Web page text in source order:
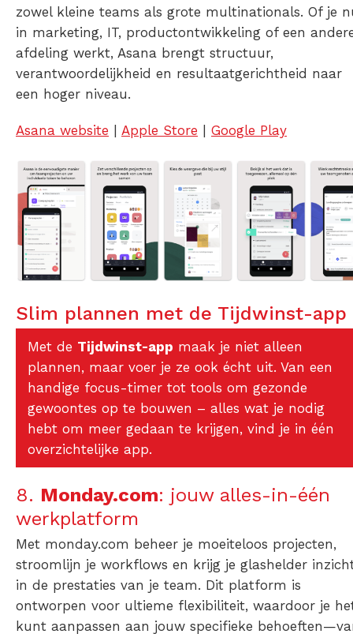
zowel kleine teams als grote multinationals. Of je
in marketing, IT, productontwikkeling of een
afdeling werkt, Asana brengt structuur,
verantwoordelijkheid en resultaatgerichtheid naar
een hoger niveau.
Asana website | Apple Store | Google Play
Slim plannen met de Tijdwinst-app
Met de Tijdwinst-app maak je niet alleen
plannen, maar voer je ze ook écht uit. Van een
handige focus-timer tot tools om gezonde
gewoontes op te bouwen – alles wat je nodig
hebt om meer gedaan te krijgen, vind je in één
overzichtelijke app.
8. Monday.com: jouw alles-in-één
werkplatform
Met monday.com beheer je moeiteloos projecten,
stroomlijn je workflows en krijg je glashelder
in de prestaties van je team. Dit platform is
ontworpen voor ultieme flexibiliteit, waardoor je
kunt aanpassen aan jouw specifieke